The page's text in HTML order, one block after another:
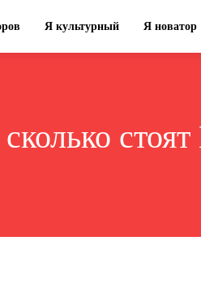
Я культурный Я новатор
сколько